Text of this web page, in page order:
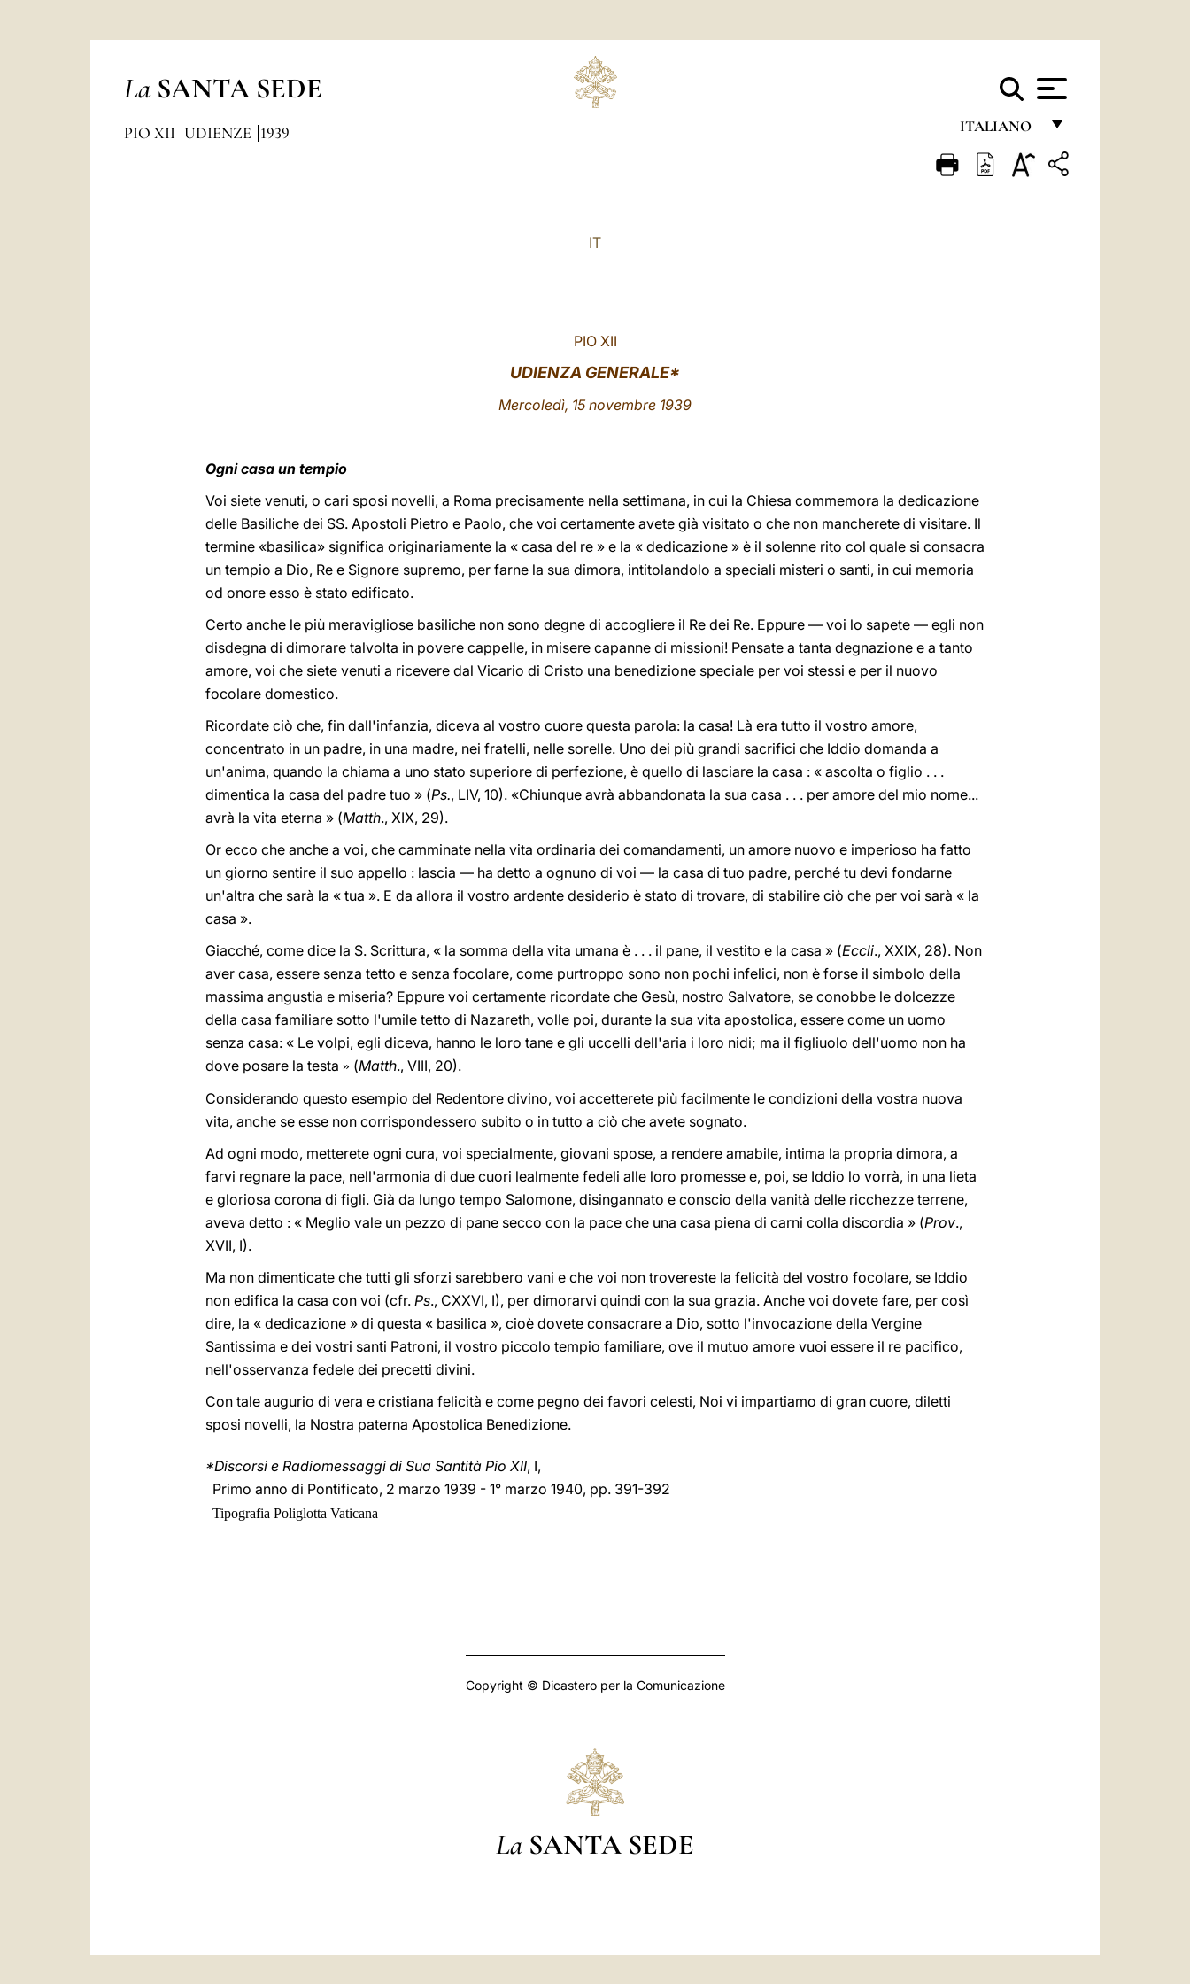
La SANTA SEDE
ITALIANO
FRANÇAIS
PIO XII UDIENZE 1939
IT
PIO XII
UDIENZA GENERALE*
Mercoledì, 15 novembre 1939
Ogni casa un tempio
Voi siete venuti, o cari sposi novelli, a Roma precisamente nella settimana, in cui la Chiesa commemora la dedicazione
delle Basiliche dei SS. Apostoli Pietro e Paolo, che voi certamente avete già visitato o che non mancherete di visitare. Il
termine «basilica» significa originariamente la « casa del re » e la « dedicazione » è il solenne rito col quale si consacra
un tempio a Dio, Re e Signore supremo, per farne la sua dimora, intitolandolo a speciali misteri o santi, in cui memoria
od onore esso è stato edificato.
Certo anche le più meravigliose basiliche non sono degne di accogliere il Re dei Re. Eppure — voi lo sapete — egli non
disdegna di dimorare talvolta in povere cappelle, in misere capanne di missioni! Pensate a tanta degnazione e a tanto
amore, voi che siete venuti a ricevere dal Vicario di Cristo una benedizione speciale per voi stessi e per il nuovo
focolare domestico.
Ricordate ciò che, fin dall'infanzia, diceva al vostro cuore questa parola: la casa! Là era tutto il vostro amore,
concentrato in un padre, in una madre, nei fratelli, nelle sorelle. Uno dei più grandi sacrifici che Iddio domanda a
un'anima, quando la chiama a uno stato superiore di perfezione, è quello di lasciare la casa : « ascolta o figlio . . .
dimentica la casa del padre tuo » (Ps., LIV, 10). «Chiunque avrà abbandonata la sua casa . . . per amore del mio nome...
avrà la vita eterna » (Matth., XIX, 29).
Or ecco che anche a voi, che camminate nella vita ordinaria dei comandamenti, un amore nuovo e imperioso ha fatto
un giorno sentire il suo appello : lascia — ha detto a ognuno di voi — la casa di tuo padre, perché tu devi fondarne
un'altra che sarà la « tua ». E da allora il vostro ardente desiderio è stato di trovare, di stabilire ciò che per voi sarà « la
casa ».
Giacché, come dice la S. Scrittura, « la somma della vita umana è . . . il pane, il vestito e la casa » (Eccli., XXIX, 28). Non
aver casa, essere senza tetto e senza focolare, come purtroppo sono non pochi infelici, non è forse il simbolo della
massima angustia e miseria? Eppure voi certamente ricordate che Gesù, nostro Salvatore, se conobbe le dolcezze
della casa familiare sotto l'umile tetto di Nazareth, volle poi, durante la sua vita apostolica, essere come un uomo
senza casa: « Le volpi, egli diceva, hanno le loro tane e gli uccelli dell'aria i loro nidi; ma il figliuolo dell'uomo non ha
dove posare la testa » (Matth., VIII, 20).
Considerando questo esempio del Redentore divino, voi accetterete più facilmente le condizioni della vostra nuova
vita, anche se esse non corrispondessero subito o in tutto a ciò che avete sognato.
Ad ogni modo, metterete ogni cura, voi specialmente, giovani spose, a rendere amabile, intima la propria dimora, a
farvi regnare la pace, nell'armonia di due cuori lealmente fedeli alle loro promesse e, poi, se Iddio lo vorrà, in una lieta
e gloriosa corona di figli. Già da lungo tempo Salomone, disingannato e conscio della vanità delle ricchezze terrene,
aveva detto : « Meglio vale un pezzo di pane secco con la pace che una casa piena di carni colla discordia » (Prov.,
XVII, I).
Ma non dimenticate che tutti gli sforzi sarebbero vani e che voi non trovereste la felicità del vostro focolare, se Iddio
non edifica la casa con voi (cfr. Ps., CXXVI, I), per dimorarvi quindi con la sua grazia. Anche voi dovete fare, per così
dire, la « dedicazione » di questa « basilica », cioè dovete consacrare a Dio, sotto l'invocazione della Vergine
Santissima e dei vostri santi Patroni, il vostro piccolo tempio familiare, ove il mutuo amore vuoi essere il re pacifico,
nell'osservanza fedele dei precetti divini.
Con tale augurio di vera e cristiana felicità e come pegno dei favori celesti, Noi vi impartiamo di gran cuore, diletti
sposi novelli, la Nostra paterna Apostolica Benedizione.
*Discorsi e Radiomessaggi di Sua Santità Pio XII, I,
Primo anno di Pontificato, 2 marzo 1939 - 1° marzo 1940, pp. 391-392
Tipografia Poliglotta Vaticana
Copyright © Dicastero per la Comunicazione
La SANTA SEDE